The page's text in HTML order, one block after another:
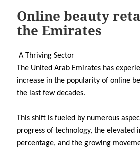
Online beauty
the Emirates
A Thriving Sector
The United Arab Emirates has
increase in the popularity of online
the last few decades.
This shift is fueled by numerous
progress of technology, the elevated
percentage, and the growing